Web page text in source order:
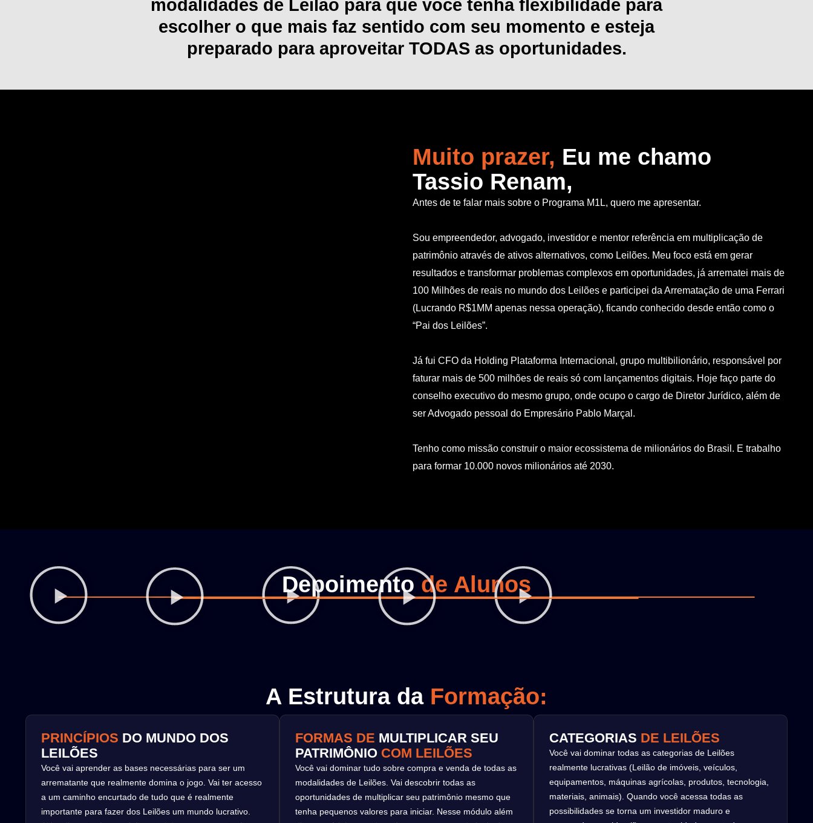
modalidades de Leilão para que você tenha flexibilidade para
escolher o que mais faz sentido com seu momento e esteja
preparado para aproveitar TODAS as oportunidades.
Muito prazer, Eu me chamo
Tassio Renam,
Antes de te falar mais sobre o Programa M1L, quero me apresentar.
Sou empreendedor, advogado, investidor e mentor referência em multiplicação de
patrimônio através de ativos alternativos, como Leilões. Meu foco está em gerar
resultados e transformar problemas complexos em oportunidades, já arrematei mais de
100 Milhões de reais no mundo dos Leilões e participei da Arrematação de uma Ferrari
(Lucrando R$1MM apenas nessa operação), ficando conhecido desde então como o
“Pai dos Leilões”.
Já fui CFO da Holding Plataforma Internacional, grupo multibilionário, responsável por
faturar mais de 500 milhões de reais só com lançamentos digitais. Hoje faço parte do
conselho executivo do mesmo grupo, onde ocupo o cargo de Diretor Jurídico, além de
ser Advogado pessoal do Empresário Pablo Marçal.
Tenho como missão construir o maior ecossistema de milionários do Brasil. E trabalho
para formar 10.000 novos milionários até 2030.
Depoimento de Alunos
A Estrutura da Formação:
PRINCÍPIOS DO MUNDO DOS
LEILÕES
Você vai aprender as bases necessárias para ser um
arrematante que realmente domina o jogo. Vai ter acesso
a um caminho encurtado de tudo que é realmente
importante para fazer dos Leilões um mundo lucrativo.
FORMAS DE MULTIPLICAR SEU
PATRIMÔNIO COM LEILÕES
Você vai dominar tudo sobre compra e venda de todas as
modalidades de Leilões. Vai descobrir todas as
oportunidades de multiplicar seu patrimônio mesmo que
tenha pequenos valores para iniciar. Nesse módulo além
CATEGORIAS DE LEILÕES
Você vai dominar todas as categorias de Leilões
realmente lucrativas (Leilão de imóveis, veículos,
equipamentos, máquinas agrícolas, produtos, tecnologia,
materiais, animais). Quando você acessa todas as
possibilidades se torna um investidor maduro e